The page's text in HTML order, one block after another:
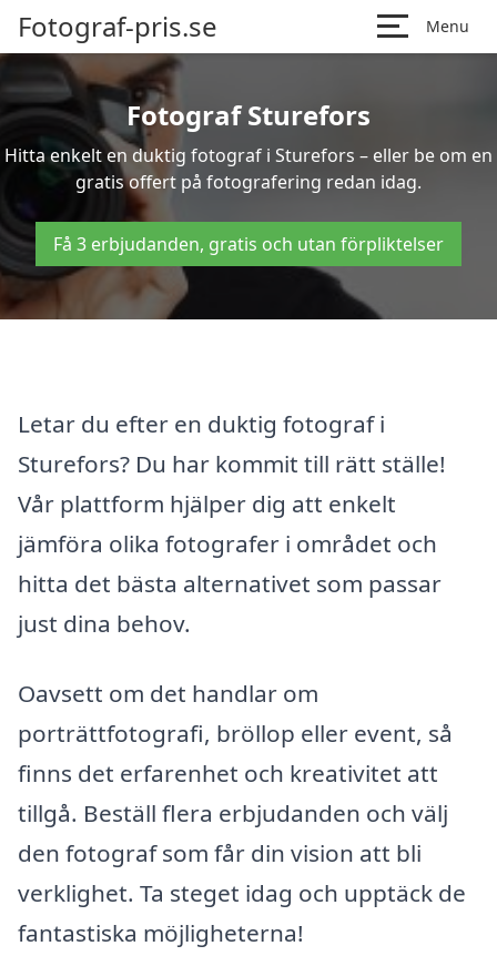
Fotograf-pris.se Menu
Fotograf Sturefors
Hitta enkelt en duktig fotograf i Sturefors – eller be om en
gratis offert på fotografering redan idag.
Få 3 erbjudanden, gratis och utan förpliktelser
Letar du efter en duktig fotograf i
Sturefors? Du har kommit till rätt ställe!
Vår plattform hjälper dig att enkelt
jämföra olika fotografer i området och
hitta det bästa alternativet som passar
just dina behov.
Oavsett om det handlar om
porträttfotografi, bröllop eller event, så
finns det erfarenhet och kreativitet att
tillgå. Beställ flera erbjudanden och välj
den fotograf som får din vision att bli
verklighet. Ta steget idag och upptäck de
fantastiska möjligheterna!